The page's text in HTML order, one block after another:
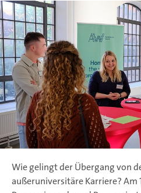
Wie gelingt der Übergang von
außeruniversitäre Karriere? Am